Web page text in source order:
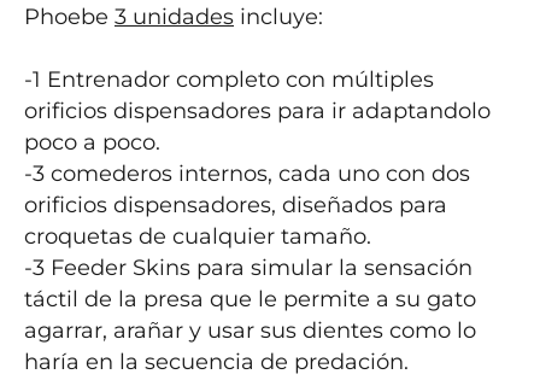
Phoebe 3 unidades incluye:
-1 Entrenador completo con múltiples
orificios dispensadores para ir adaptandolo
poco a poco.
-3 comederos internos, cada uno con dos
orificios dispensadores, diseñados para
croquetas de cualquier tamaño.
-3 Feeder Skins para simular la sensación
táctil de la presa que le permite a su gato
agarrar, arañar y usar sus dientes como lo
haría en la secuencia de predación.